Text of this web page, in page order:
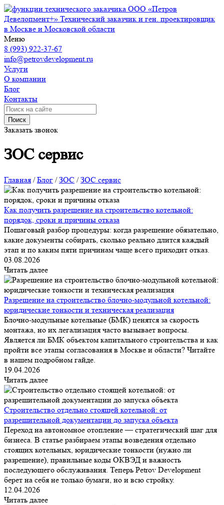
ООО «Петров
Девелопмент+» Технический заказчик и ген. проектировщик
в Москве и Московской области
Меню
8 (993) 922-37-67
info@petrovdevelopment.ru
Услуги
О компании
Блог
Контакты
Поиск
Заказать звонок
ЗОС сервис
Главная /Блог /ЗОС /ЗОС сервис
Как получить разрешение на строительство котельной:
порядок, сроки и причины отказа
Пошаговый разбор процедуры: когда разрешение обязательно,
какие документы собирать, сколько реально длится каждый
этап и по каким пяти причинам чаще всего приходит отказ.
03.08.2026
Читать далее
Разрешение на строительство блочно-модульной котельной:
юридические тонкости и техническая реализация
Блочно-модульные котельные (БМК) ценятся за скорость
монтажа, но их легализация часто вызывает вопросы.
Является ли БМК объектом капитального строительства и как
пройти все этапы согласования в Москве и области? Читайте
в нашем подробном гайде.
19.04.2026
Читать далее
Строительство отдельно стоящей котельной: от
разрешительной документации до запуска объекта
Переход на автономное отопление — стратегический шаг для
бизнеса. В статье разбираем этапы возведения отдельно
стоящих котельных, юридические тонкости (нужно ли
разрешение), правильные коды ОКВЭД и важность
последующего обслуживания. Теперь Petrov Development
берет на себя не только бумаги, но и всю стройку.
12.04.2026
Читать далее